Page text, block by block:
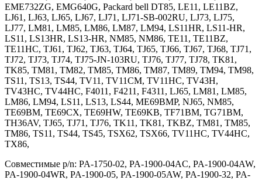
EME732ZG, EMG640G, Packard bell DT85, LE11, LE11BZ,
LJ61, LJ63, LJ65, LJ67, LJ71, LJ71-SB-002RU, LJ73, LJ75,
LJ77, LM81, LM85, LM86, LM87, LM94, LS11HR, LS11-HR,
LS11, LS13HR, LS13-HR, NM85, NM86, TE11, TE11BZ,
TE11HC, TJ61, TJ62, TJ63, TJ64, TJ65, TJ66, TJ67, TJ68, TJ71,
TJ72, TJ73, TJ74, TJ75-JN-103RU, TJ76, TJ77, TJ78, TK81,
TK85, TM81, TM82, TM85, TM86, TM87, TM89, TM94, TM98,
TS11, TS13, TS44, TV11, TV11CM, TV11HC, TV43H,
TV43HC, TV44HC, F4011, F4211, F4311, LJ65, LM81, LM85,
LM86, LM94, LS11, LS13, LS44, ME69BMP, NJ65, NM85,
TE69BM, TE69CX, TE69HW, TE69KB, TF71BM, TG71BM,
TH36AV, TJ65, TJ71, TJ76, TK11, TK81, TKBZ, TM81, TM85,
TM86, TS11, TS44, TS45, TSX62, TSX66, TV11HC, TV44HC,
TX86,
Совместимые p/n: PA-1750-02, PA-1900-04AC, PA-1900-04AW,
PA-1900-04WR, PA-1900-05, PA-1900-05AW, PA-1900-32, PA-